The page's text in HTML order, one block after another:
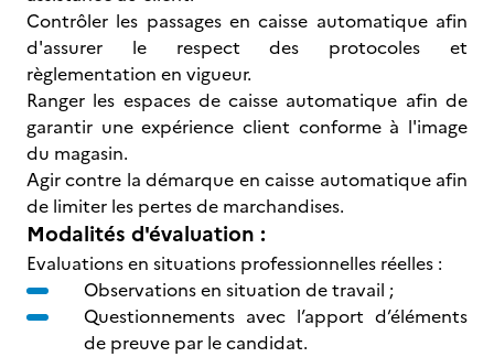
Contrôler les passages en caisse automatique afin
d'assurer le respect des protocoles et
règlementation en vigueur.
Ranger les espaces de caisse automatique afin de
garantir une expérience client conforme à l'image
du magasin.
Agir contre la démarque en caisse automatique afin
de limiter les pertes de marchandises.
Modalités d'évaluation :
Evaluations en situations professionnelles réelles :
Observations en situation de travail ;
Questionnements avec l’apport d’éléments
de preuve par le candidat.